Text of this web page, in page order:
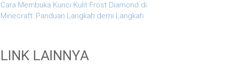
Cara Membuka Kunci Kulit Frost Diamond di
Minecraft: Panduan Langkah demi Langkah
LINK LAINNYA